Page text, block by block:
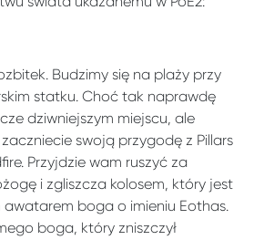
Budzimy się na plaży przy
statku. Choć tak naprawdę
dziwniejszym miejscu, ale
swoją przygodę z Pillars
Przyjdzie wam ruszyć za
i zgliszcza kolosem, który jest
boga o imieniu Eothas.
boga, który zniszczył